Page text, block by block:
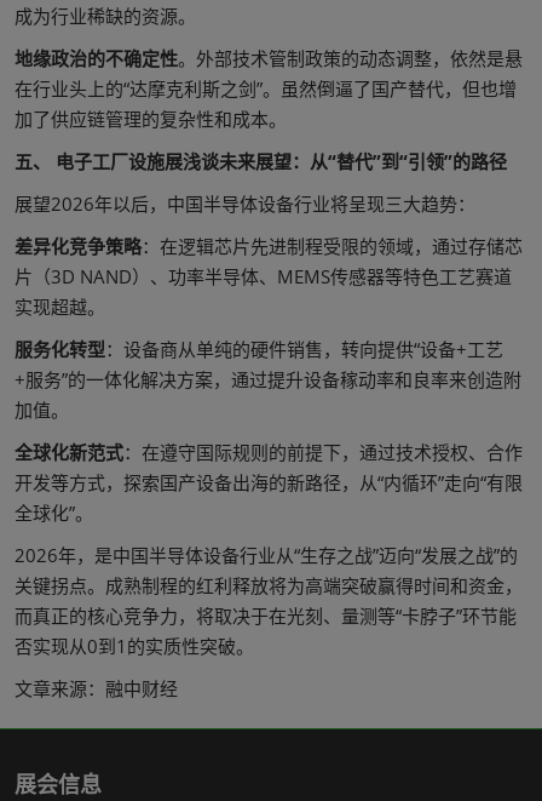
成为行业稀缺的资源。
地缘政治的不确定性。外部技术管制政策的动态调整，依然是悬
在行业头上的“达摩克利斯之剑”。虽然倒逼了国产替代，但也增
加了供应链管理的复杂性和成本。
五、 电子工厂设施展浅谈未来展望：从“替代”到“引领”的路径
展望2026年以后，中国半导体设备行业将呈现三大趋势：
差异化竞争策略：在逻辑芯片先进制程受限的领域，通过存储芯
片（3D NAND）、功率半导体、MEMS传感器等特色工艺赛道
实现超越。
服务化转型：设备商从单纯的硬件销售，转向提供“设备+工艺
+服务”的一体化解决方案，通过提升设备稼动率和良率来创造附
加值。
全球化新范式：在遵守国际规则的前提下，通过技术授权、合作
开发等方式，探索国产设备出海的新路径，从“内循环”走向“有限
全球化”。
2026年，是中国半导体设备行业从“生存之战”迈向“发展之战”的
关键拐点。成熟制程的红利释放将为高端突破赢得时间和资金，
而真正的核心竞争力，将取决于在光刻、量测等“卡脖子”环节能
否实现从0到1的实质性突破。
文章来源：融中财经
展会信息